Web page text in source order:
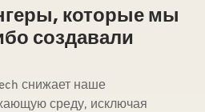
которые мы
создавали
снижает наше
среду, исключая